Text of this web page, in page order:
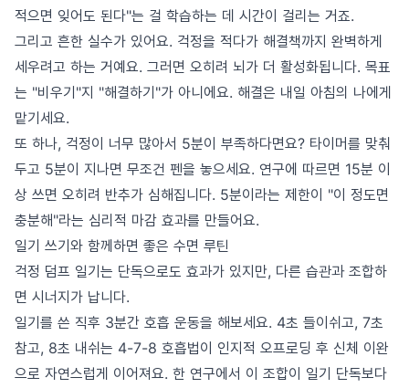
적으면 잊어도 된다"는 걸 학습하는 데 시간이 걸리는 거죠.
그리고 흔한 실수가 있어요. 걱정을 적다가 해결책까지 완벽하게
세우려고 하는 거예요. 그러면 오히려 뇌가 더 활성화됩니다. 목표
는 "비우기"지 "해결하기"가 아니에요. 해결은 내일 아침의 나에게
맡기세요.
또 하나, 걱정이 너무 많아서 5분이 부족하다면요? 타이머를 맞춰
두고 5분이 지나면 무조건 펜을 놓으세요. 연구에 따르면 15분 이
상 쓰면 오히려 반추가 심해집니다. 5분이라는 제한이 "이 정도면
충분해"라는 심리적 마감 효과를 만들어요.
일기 쓰기와 함께하면 좋은 수면 루틴
걱정 덤프 일기는 단독으로도 효과가 있지만, 다른 습관과 조합하
면 시너지가 납니다.
일기를 쓴 직후 3분간 호흡 운동을 해보세요. 4초 들이쉬고, 7초
참고, 8초 내쉬는 4-7-8 호흡법이 인지적 오프로딩 후 신체 이완
으로 자연스럽게 이어져요. 한 연구에서 이 조합이 일기 단독보다